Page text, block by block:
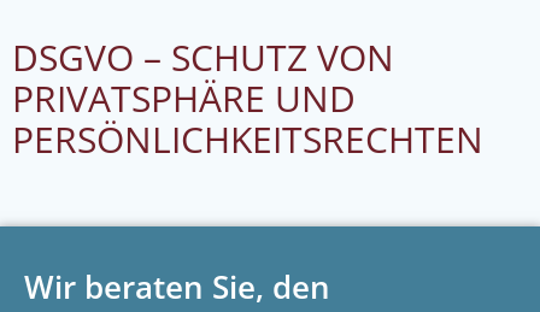
DSGVO – SCHUTZ VON
PRIVATSPHÄRE UND
PERSÖNLICHKEITSRECHTEN
Wir beraten Sie, den